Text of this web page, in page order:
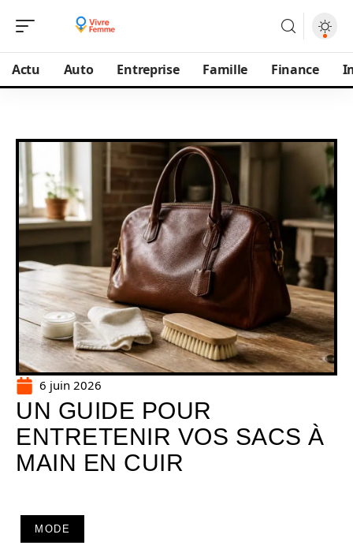
Actu Auto Entreprise Famille Finance
6 juin 2026
UN GUIDE POUR
ENTRETENIR VOS SACS À
MAIN EN CUIR
MODE